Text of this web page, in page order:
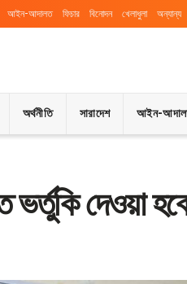
আইন-আদালত ফিচার বিনোদন খেলাধুলা অন্যান্য
অর্থনীতি সারাদেশ আইন-
ভর্তুকি দেওয়া